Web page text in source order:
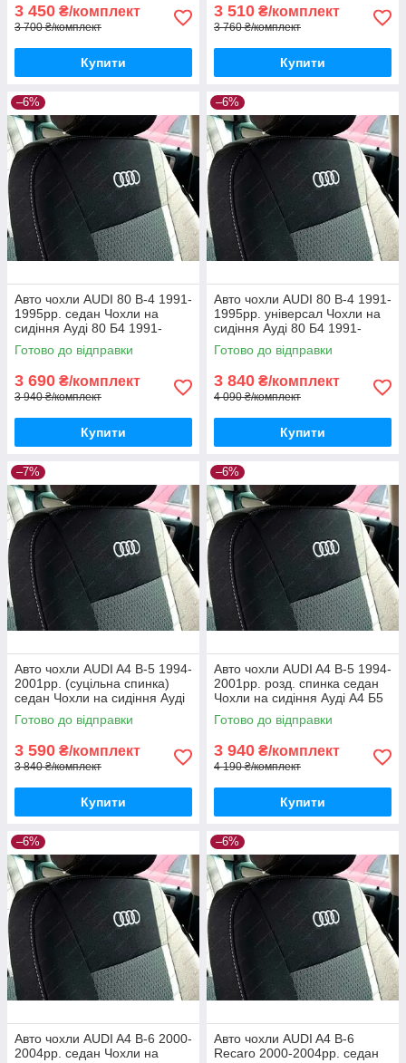
3 450 ₴/комплект
3 700 ₴/комплект
Купити
3 510 ₴/комплект
3 760 ₴/комплект
Купити
–6%
Авто чохли AUDI 80 В-4 1991-
1995рр. седан Чохли на
сидіння Ауді 80 Б4 1991-
1995рр. седан
Готово до відправки
3 690 ₴/комплект
3 940 ₴/комплект
Купити
–6%
Авто чохли AUDI 80 В-4 1991-
1995рр. універсал Чохли на
сидіння Ауді 80 Б4 1991-
1995рр. універсал
Готово до відправки
3 840 ₴/комплект
4 090 ₴/комплект
Купити
–7%
Авто чохли AUDI A4 B-5 1994-
2001рр. (суцільна спинка)
седан Чохли на сидіння Ауді
А4 Б5 1994-2001рр. седан
Готово до відправки
3 590 ₴/комплект
3 840 ₴/комплект
Купити
–6%
Авто чохли AUDI A4 B-5 1994-
2001рр. розд. спинка седан
Чохли на сидіння Ауді А4 Б5
1994-2001рр. седан
Готово до відправки
3 940 ₴/комплект
4 190 ₴/комплект
Купити
–6%
Авто чохли AUDI A4 B-6 2000-
2004рp. седан Чохли на
–6%
Авто чохли AUDI A4 B-6
Recaro 2000-2004рp. седан